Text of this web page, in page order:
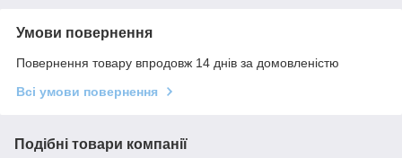
Умови повернення
Повернення товару впродовж 14 днів за домовленістю
Всі умови повернення
Подібні товари компанії